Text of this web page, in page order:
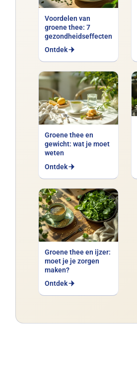
Voordelen van
groene thee: 7
gezondheidseffecten
Ontdek
Groene thee en
gewicht: wat je moet
weten
Ontdek
Groene thee en ijzer:
moet je je zorgen
maken?
Ontdek